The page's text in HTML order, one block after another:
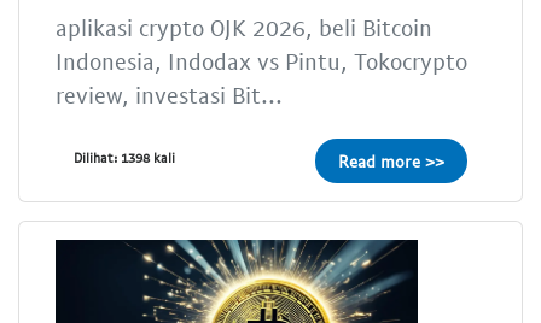
aplikasi crypto OJK 2026, beli Bitcoin
Indonesia, Indodax vs Pintu, Tokocrypto
review, investasi Bit...
Dilihat: 1398 kali Read more >>